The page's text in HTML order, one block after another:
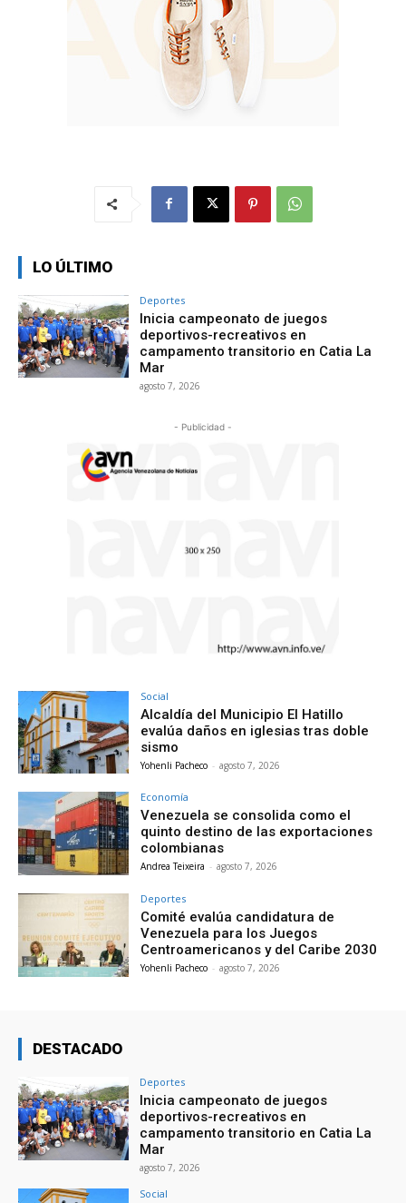
LO ÚLTIMO
Deportes
Inicia campeonato de juegos
deportivos-recreativos en
campamento transitorio en Catia La
Mar
agosto 7, 2026
- Publicidad -
Social
Alcaldía del Municipio El Hatillo
evalúa daños en iglesias tras doble
sismo
Yohenli Pacheco - agosto 7, 2026
Economía
Venezuela se consolida como el
quinto destino de las exportaciones
colombianas
Andrea Teixeira - agosto 7, 2026
Deportes
Comité evalúa candidatura de
Venezuela para los Juegos
Centroamericanos y del Caribe 2030
Yohenli Pacheco - agosto 7, 2026
DESTACADO
Deportes
Inicia campeonato de juegos
deportivos-recreativos en
campamento transitorio en Catia La
Mar
agosto 7, 2026
Social